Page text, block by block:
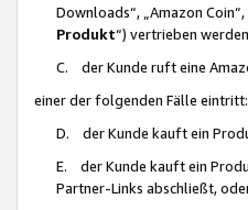
Downloads“, „Amazon
Produkt“) vertrieben
C. der Kunde ruft eine
einer der folgenden Fälle eintritt:
D. der Kunde kauft ein
E. der Kunde kauft ein
Partner-Links abschließt,